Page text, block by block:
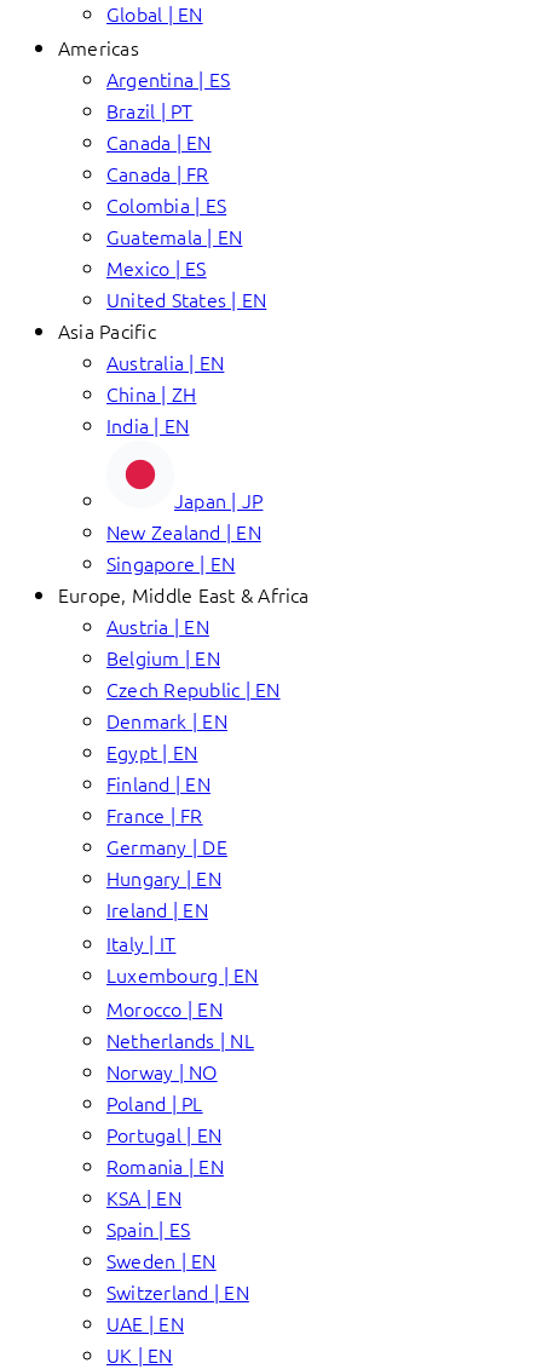
Global | EN
Americas
Argentina | ES
Brazil | PT
Canada | EN
Canada | FR
Colombia | ES
Guatemala | EN
Mexico | ES
United States | EN
Asia Pacific
Australia | EN
China | ZH
India | EN
Japan | JP
New Zealand | EN
Singapore | EN
Europe, Middle East & Africa
Austria | EN
Belgium | EN
Czech Republic | EN
Denmark | EN
Egypt | EN
Finland | EN
France | FR
Germany | DE
Hungary | EN
Ireland | EN
Italy | IT
Luxembourg | EN
Morocco | EN
Netherlands | NL
Norway | NO
Poland | PL
Portugal | EN
Romania | EN
KSA | EN
Spain | ES
Sweden | EN
Switzerland | EN
UAE | EN
UK | EN